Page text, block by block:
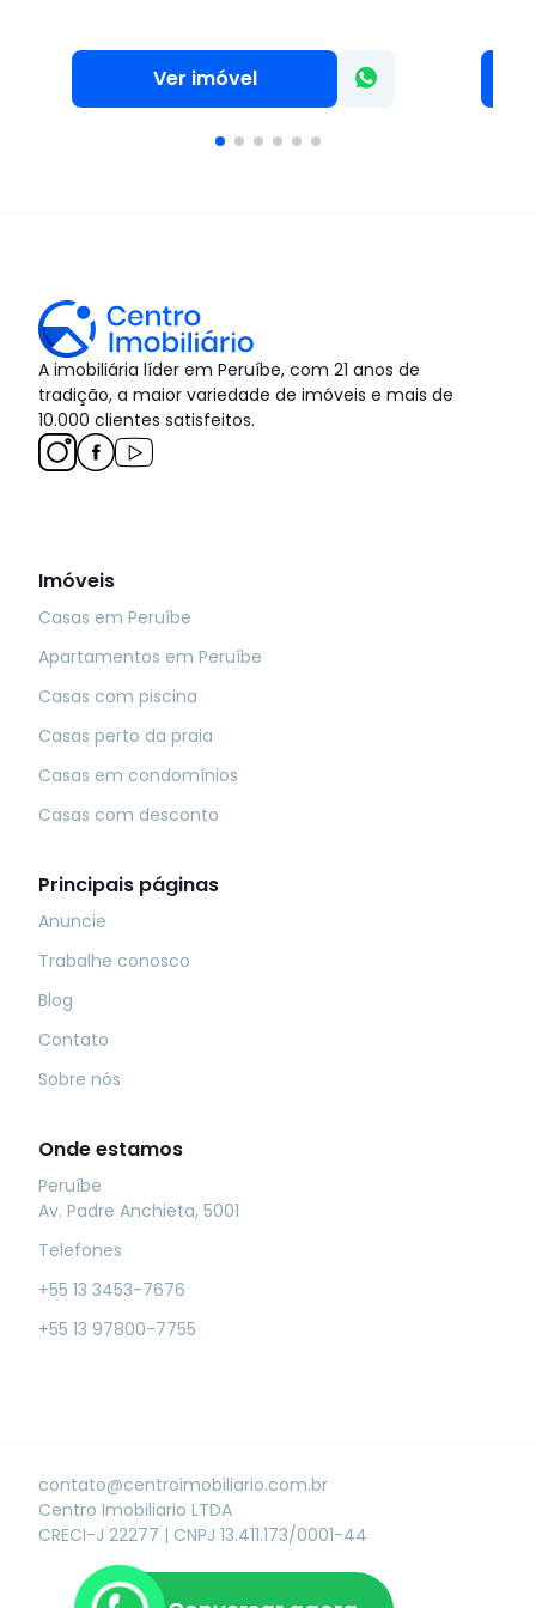
Ver imóvel
A imobiliária líder em Peruíbe, com 21 anos de
tradição, a maior variedade de imóveis e mais de
10.000 clientes satisfeitos.
Imóveis
Casas em Peruíbe
Apartamentos em Peruíbe
Casas com piscina
Casas perto da praia
Casas em condomínios
Casas com desconto
Principais páginas
Anuncie
Trabalhe conosco
Blog
Contato
Sobre nós
Onde estamos
Peruíbe
Av. Padre Anchieta, 5001
Telefones
+55 13 3453-7676
+55 13 97800-7755
Centro Imobiliario LTDA
CRECI-J 22277 | CNPJ 13.411.173/0001-44
contato@centroimobiliario.com.br